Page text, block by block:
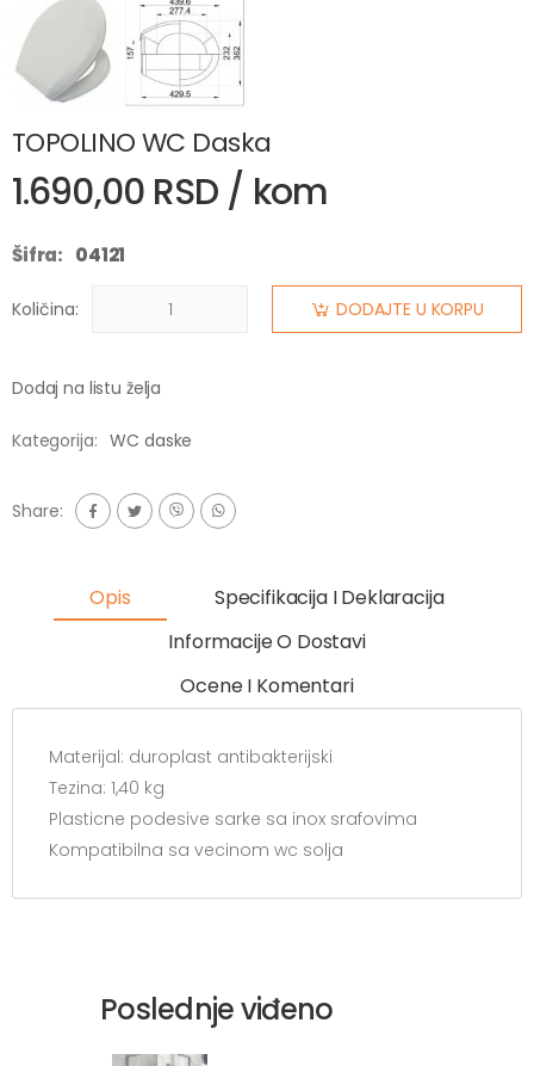
TOPOLINO WC Daska
1.690,00 RSD / kom
Šifra: 04121
Količina: DODAJTE U KORPU
Dodaj na listu želja
Kategorija: WC daske
Share:
Opis
Specifikacija I Deklaracija
Informacije O Dostavi
Ocene I Komentari
Materijal: duroplast antibakterijski
Tezina: 1,40 kg
Plasticne podesive sarke sa inox srafovima
Kompatibilna sa vecinom wc solja
Poslednje viđeno